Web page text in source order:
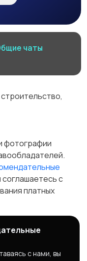
чаты
фотографии
соглашаетесь c
платных
сервиса
Пользовательское
услуги
программа
с нами, вы